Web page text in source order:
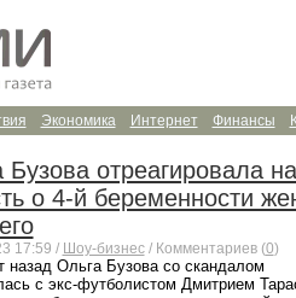
Финансы
Интернет
Экономика
Бузова отреагировала на
о 4-й беременности
17:59 / Шоу-бизнес/ Комментариев (0)
назад Ольга Бузова со скандалом
с экс-футболистом Дмитрием